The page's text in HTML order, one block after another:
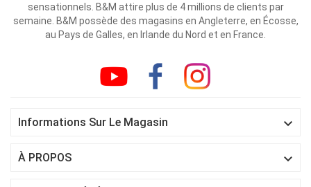
sensationnels. B&M attire plus de 4 millions de clients par
semaine. B&M possède des magasins en Angleterre, en Écosse,
au Pays de Galles, en Irlande du Nord et en France.
Informations Sur Le Magasin 
À PROPOS 